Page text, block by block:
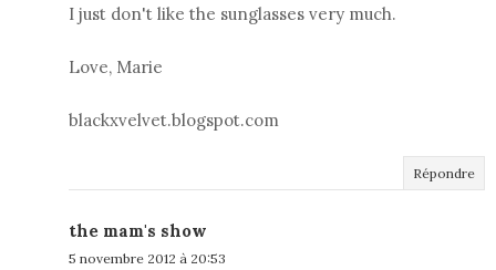
I just don't like the sunglasses very much.
Love, Marie
blackxvelvet.blogspot.com
Répondre
the mam's show
5 novembre 2012 à 20:53